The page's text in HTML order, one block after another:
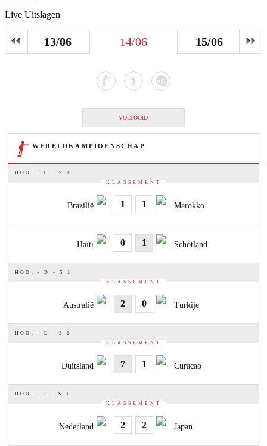
Live Uitslagen
13/06 14/06 15/06
VOLTOOID
WERELDKAMPIOENSCHAP
HOO. - C - S 1
KLASSEMENT
Brazilië Marokko
1 1
Haïti Schotland
0 1
HOO. - D - S 1
KLASSEMENT
Australië Turkije
2 0
HOO. - E - S 1
KLASSEMENT
Duitsland Curaçao
7 1
HOO. - F - S 1
KLASSEMENT
Nederland Japan
2 2